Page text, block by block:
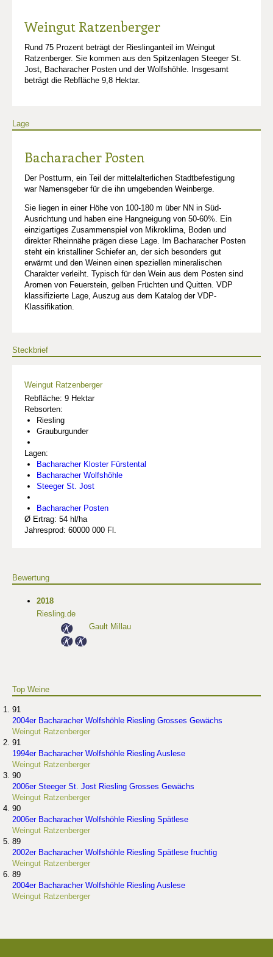
Weingut Ratzenberger
Rund 75 Prozent beträgt der Rieslinganteil im Weingut
Ratzenberger. Sie kommen aus den Spitzenlagen Steeger St.
Jost, Bacharacher Posten und der Wolfshöhle. Insgesamt
beträgt die Rebfläche 9,8 Hektar.
Lage
Bacharacher Posten
Der Postturm, ein Teil der mittelalterlichen Stadtbefestigung
war Namensgeber für die ihn umgebenden Weinberge.
Sie liegen in einer Höhe von 100-180 m über NN in Süd-
Ausrichtung und haben eine Hangneigung von 50-60%. Ein
einzigartiges Zusammenspiel von Mikroklima, Boden und
direkter Rheinnähe prägen diese Lage. Im Bacharacher Posten
steht ein kristalliner Schiefer an, der sich besonders gut
erwärmt und den Weinen einen speziellen mineralischen
Charakter verleiht. Typisch für den Wein aus dem Posten sind
Aromen von Feuerstein, gelben Früchten und Quitten. VDP
klassifizierte Lage, Auszug aus dem Katalog der VDP-
Klassifikation.
Steckbrief
Weingut Ratzenberger
Rebfläche: 9 Hektar
Rebsorten:
Riesling
Grauburgunder
Lagen:
Bacharacher Kloster Fürstental
Bacharacher Wolfshöhle
Steeger St. Jost
Bacharacher Posten
Ø Ertrag: 54 hl/ha
Jahresprod: 60000 000 Fl.
Bewertung
2018
Riesling.de
Gault Millau
Top Weine
91
2004er Bacharacher Wolfshöhle Riesling Grosses Gewächs
Weingut Ratzenberger
91
1994er Bacharacher Wolfshöhle Riesling Auslese
Weingut Ratzenberger
90
2006er Steeger St. Jost Riesling Grosses Gewächs
Weingut Ratzenberger
90
2006er Bacharacher Wolfshöhle Riesling Spätlese
Weingut Ratzenberger
89
2002er Bacharacher Wolfshöhle Riesling Spätlese fruchtig
Weingut Ratzenberger
89
2004er Bacharacher Wolfshöhle Riesling Auslese
Weingut Ratzenberger